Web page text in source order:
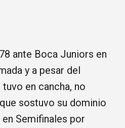
ante Boca Juniors en
y a pesar del
en cancha, no
sostuvo su dominio
Semifinales por